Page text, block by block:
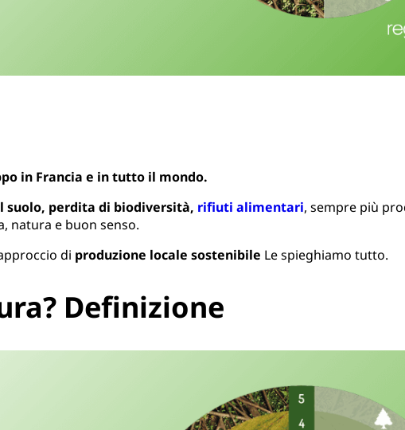
in Francia e in tutto il mondo.
suolo, perdita di biodiversità, rifiuti alimentari, sempre più
natura e buon senso.
di produzione locale sostenibile Le spieghiamo tutto.
Definizione